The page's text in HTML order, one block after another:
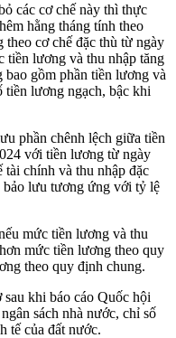
các cơ chế này thì thực
hằng tháng tính theo
cơ chế đặc thù từ ngày
tiền lương và thu nhập tăng
gồm phần tiền lương và
tiền lương ngạch, bậc khi
phần chênh lệch giữa tiền
với tiền lương từ ngày
tài chính và thu nhập đặc
bảo lưu tương ứng với tỷ lệ
mức tiền lương và thu
mức tiền lương theo quy
theo quy định chung.
khi báo cáo Quốc hội
sách nhà nước, chỉ số
tế của đất nước.